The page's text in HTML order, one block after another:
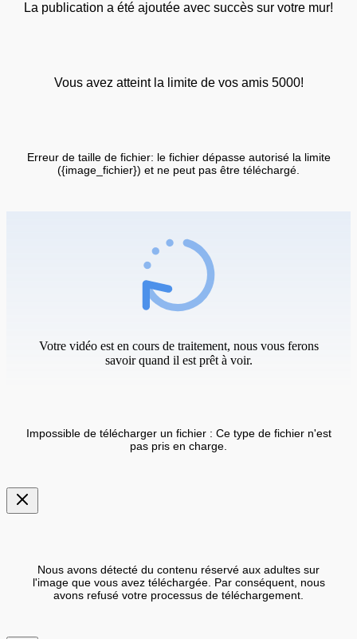
La publication a été ajoutée avec succès sur votre mur!
Vous avez atteint la limite de vos amis 5000!
Erreur de taille de fichier: le fichier dépasse autorisé la limite
({image_fichier}) et ne peut pas être téléchargé.
Votre vidéo est en cours de traitement, nous vous ferons
savoir quand il est prêt à voir.
Impossible de télécharger un fichier : Ce type de fichier n'est
pas pris en charge.
Nous avons détecté du contenu réservé aux adultes sur
l'image que vous avez téléchargée. Par conséquent, nous
avons refusé votre processus de téléchargement.